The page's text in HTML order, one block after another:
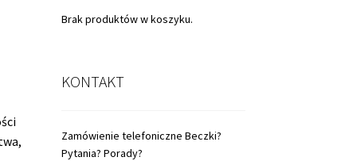
Brak produktów w koszyku.
KONTAKT
Zamówienie telefoniczne Beczki?
Pytania? Porady?